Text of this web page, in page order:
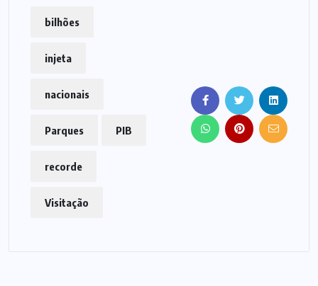
bilhões
injeta
nacionais
Parques PIB
recorde
Visitação